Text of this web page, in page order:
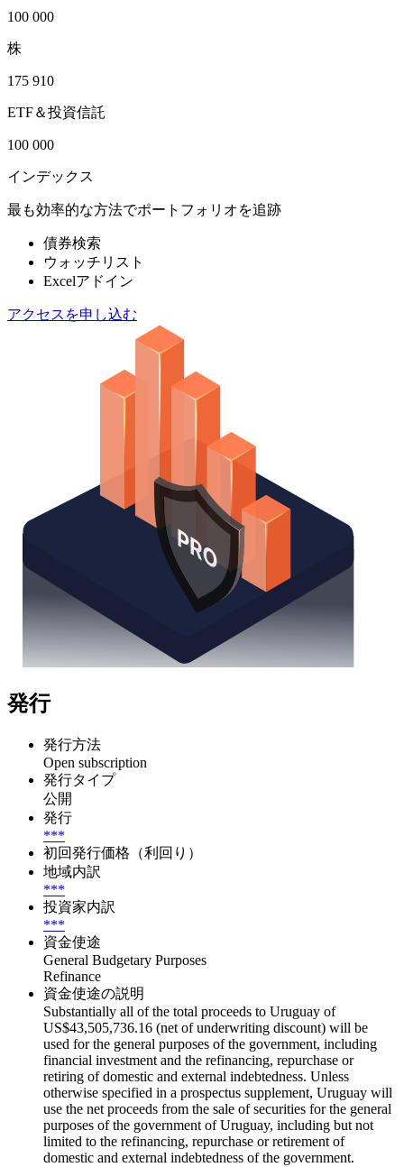
100 000
株
175 910
ETF＆投資信託
100 000
インデックス
最も効率的な方法でポートフォリオを追跡
債券検索
ウォッチリスト
Excelアドイン
アクセスを申し込む
発行
発行方法
Open subscription
発行タイプ
公開
発行
***
初回発行価格（利回り）
地域内訳
***
投資家内訳
***
資金使途
General Budgetary Purposes
Refinance
資金使途の説明
Substantially all of the total proceeds to Uruguay of
US$43,505,736.16 (net of underwriting discount) will be
used for the general purposes of the government, including
financial investment and the refinancing, repurchase or
retiring of domestic and external indebtedness. Unless
otherwise specified in a prospectus supplement, Uruguay will
use the net proceeds from the sale of securities for the general
purposes of the government of Uruguay, including but not
limited to the refinancing, repurchase or retirement of
domestic and external indebtedness of the government.